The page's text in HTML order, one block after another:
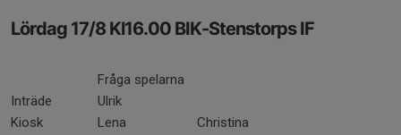
Lördag 17/8 Kl16.00 BIK-Stenstorps IF
Fråga spelarna
Inträde
Ulrik
Kiosk
Lena
Christina